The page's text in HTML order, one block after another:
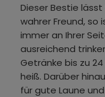
Dieser Bestie
wahrer Freund, so
immer an Ihrer
ausreichend
Getränke bis zu
heiß. Darüber
für gute Laune